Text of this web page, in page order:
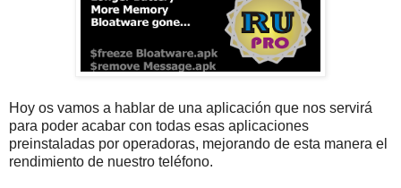
Hoy os vamos a hablar de una aplicación que nos servirá
para poder acabar con todas esas aplicaciones
preinstaladas por operadoras, mejorando de esta manera el
rendimiento de nuestro teléfono.